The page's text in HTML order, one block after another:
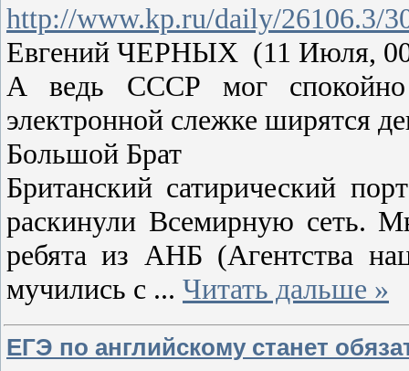
http://www.kp.ru/daily/26106.3/
Евгений ЧЕРНЫХ (11 Июля,
А ведь СССР мог спокойно
электронной слежке ширятся
Большой Брат
Британский сатирический
раскинули Всемирную сеть.
ребята из АНБ (Агентства
мучились с ... Читать дальше »
ЕГЭ по английскому станет